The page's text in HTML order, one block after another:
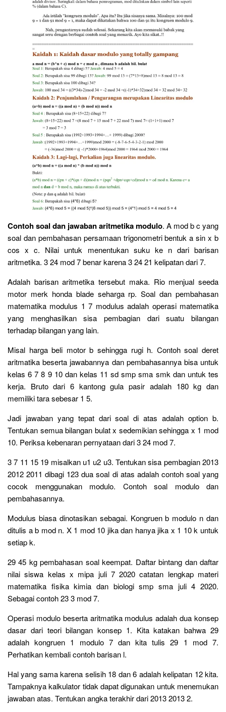
Contoh soal dan jawaban aritmetika modulo. A mod b c yang
soal dan pembahasan persamaan trigonometri bentuk a sin x b
cos x c. Nilai untuk menentukan suku ke n dari barisan
aritmetika. 3 24 mod 7 benar karena 3 24 21 kelipatan dari 7.
Adalah barisan aritmetika tersebut maka. Rio menjual seeda
motor merk honda blade seharga rp. Soal dan pembahasan
matematika modulus 1 7 modulus adalah operasi matematika
yang menghasilkan sisa pembagian dari suatu bilangan
terhadap bilangan yang lain.
Misal harga beli motor b sehingga rugi h. Contoh soal deret
aritmatika beserta jawabannya dan pembahasannya bisa untuk
kelas 6 7 8 9 10 dan kelas 11 sd smp sma smk dan untuk tes
kerja. Bruto dari 6 kantong gula pasir adalah 180 kg dan
memiliki tara sebesar 1 5.
Jadi jawaban yang tepat dari soal di atas adalah option b.
Tentukan semua bilangan bulat x sedemikian sehingga x 1 mod
10. Periksa kebenaran pernyataan dari 3 24 mod 7.
3 7 11 15 19 misalkan u1 u2 u3. Tentukan sisa pembagian 2013
2012 2011 dibagi 123 dua soal di atas adalah contoh soal yang
cocok menggunakan modulo. Contoh soal modulo dan
pembahasannya.
Modulus biasa dinotasikan sebagai. Kongruen b modulo n dan
ditulis a b mod n. X 1 mod 10 jika dan hanya jika x 1 10 k untuk
setiap k.
29 45 kg pembahasan soal keempat. Daftar bintang dan daftar
nilai siswa kelas x mipa juli 7 2020 catatan lengkap materi
matematika fisika kimia dan biologi smp sma juli 4 2020.
Sebagai contoh 23 3 mod 7.
Operasi modulo beserta aritmatika modulus adalah dua konsep
dasar dari teori bilangan konsep 1. Kita katakan bahwa 29
adalah kongruen 1 modulo 7 dan kita tulis 29 1 mod 7.
Perhatikan kembali contoh barisan l.
Hal yang sama karena selisih 18 dan 6 adalah kelipatan 12 kita.
Tampaknya kalkulator tidak dapat digunakan untuk menemukan
jawaban atas. Tentukan angka terakhir dari 2013 2013 2.